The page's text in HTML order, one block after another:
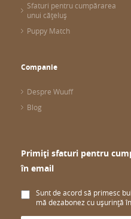
Sfaturi pentru cumpărarea
unui cățeluș
Puppy Match
Companie
Despre Wuuff
Blog
Primiți sfaturi pentru
în email
Sunt de acord să primesc
mă dezabonez cu ușurință